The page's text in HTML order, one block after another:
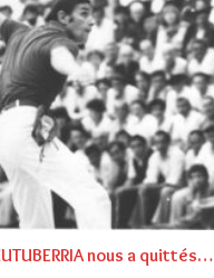
nous a quittés…